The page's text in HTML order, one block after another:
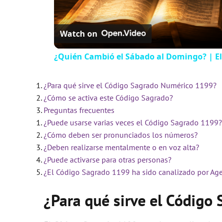
Watch on
¿Quién Cambió el Sábado al Domingo? |
¿Para qué sirve el Código Sagrado Numérico 1199?
¿Cómo se activa este Código Sagrado?
Preguntas frecuentes
¿Puede usarse varias veces el Código Sagrado 1199?
¿Cómo deben ser pronunciados los números?
¿Deben realizarse mentalmente o en voz alta?
¿Puede activarse para otras personas?
¿El Código Sagrado 1199 ha sido canalizado por
¿Para qué sirve el Código